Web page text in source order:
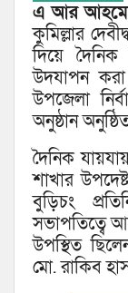
এ আর আহমেদ
কুমিল্লার
দিয়ে দৈনিক
উদযাপন
উপজেলা
অনুষ্ঠান
দৈনিক
শাখার
বুড়িচং
সভাপতিত্বে
উপস্থিত
মো. রাকিব